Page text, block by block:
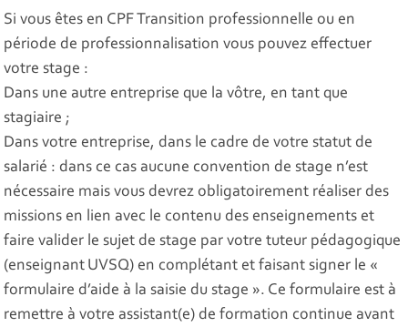
Si vous êtes en CPF Transition professionnelle ou en
période de professionnalisation vous pouvez effectuer
votre stage :
Dans une autre entreprise que la vôtre, en tant que
stagiaire ;
Dans votre entreprise, dans le cadre de votre statut de
salarié : dans ce cas aucune convention de stage n’est
nécessaire mais vous devrez obligatoirement réaliser des
missions en lien avec le contenu des enseignements et
faire valider le sujet de stage par votre tuteur pédagogique
(enseignant UVSQ) en complétant et faisant signer le «
formulaire d’aide à la saisie du stage ». Ce formulaire est à
remettre à votre assistant(e) de formation continue avant